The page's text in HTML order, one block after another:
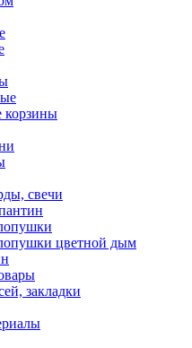
корзины
свечи
цветной дым
закладки